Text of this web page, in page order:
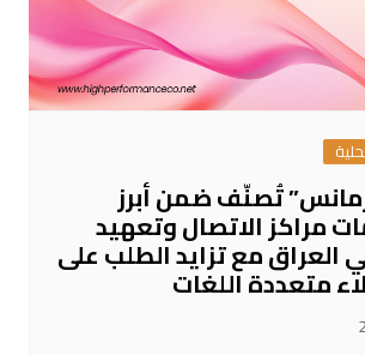
تُصنّف ضمن أبرز
مراكز الاتصال وتعهيد
العراق مع تزايد الطلب على
متعددة اللغات